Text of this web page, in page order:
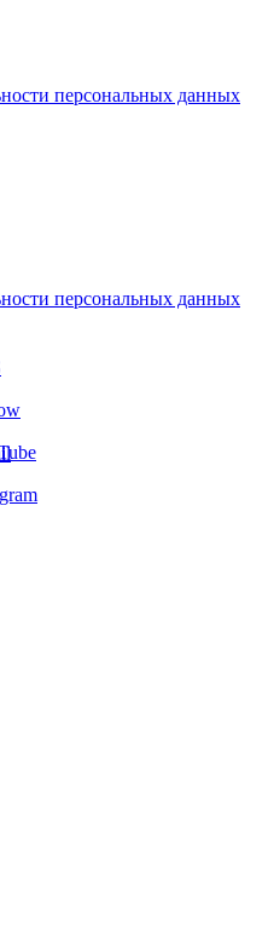
персональных данных
персональных данных